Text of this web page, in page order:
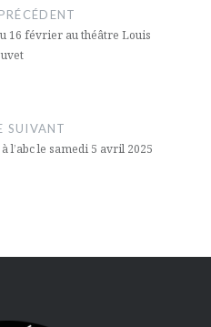
16 février au théâtre Louis
SUIVANT
l’abc le samedi 5 avril 2025